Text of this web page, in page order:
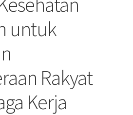
untuk
Rakyat
Kerja